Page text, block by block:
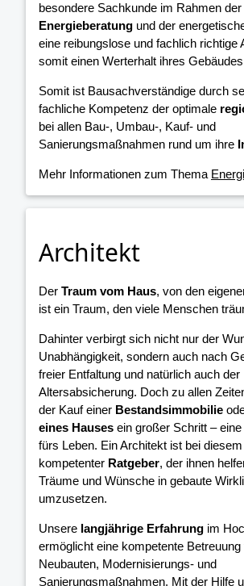
besondere Sachkunde im Rahmen der
Energieberatung und der
eine reibungslose und fachlich richtige
somit einen Werterhalt ihres
Somit ist Bausachverständige durch
fachliche Kompetenz der optimale
bei allen Bau-, Umbau-, Kauf- und
Sanierungsmaßnahmen rund um ihre
Mehr Informationen zum Thema
Architekt
Der Traum vom Haus, von den
ist ein Traum, den viele Menschen
Dahinter verbirgt sich nicht nur der
Unabhängigkeit, sondern auch nach
freier Entfaltung und natürlich auch der
Altersabsicherung. Doch zu allen
der Kauf einer Bestandsimmobilie
eines Hauses ein großer Schritt –
fürs Leben. Ein Architekt ist bei
kompetenter Ratgeber, der ihnen
Träume und Wünsche in gebaute
umzusetzen.
Unsere langjährige Erfahrung im
ermöglicht eine kompetente Betreuung
Neubauten, Modernisierungs- und
Sanierungsmaßnahmen. Mit der Hilfe